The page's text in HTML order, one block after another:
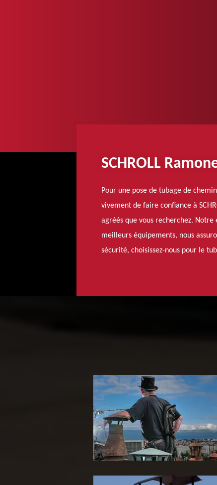
SCHROLL
Pour une pose de tubage de
vivement de faire confiance à
agréés que vous recherchez.
meilleurs équipements, nous
sécurité, choisissez-nous pour le
Ramoneur 65